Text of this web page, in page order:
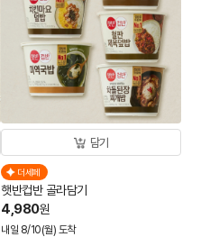
담기
더세페
햇반컵반 골라담기
4,980원
내일 8/10(월) 도착